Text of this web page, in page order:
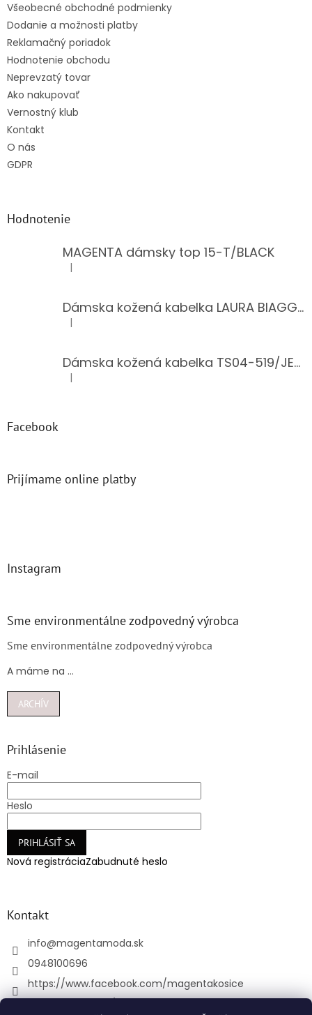
Všeobecné obchodné podmienky
Dodanie a možnosti platby
Reklamačný poriadok
Hodnotenie obchodu
Neprevzatý tovar
Ako nakupovať
Vernostný klub
Kontakt
O nás
GDPR
Hodnotenie
MAGENTA dámsky top 15-T/BLACK
Hodnotenie produktu je 5 z 5 hviezdičiek.
|
Dámska kožená kabelka LAURA BIAGGI 944-PINK
Hodnotenie produktu je 5 z 5 hviezdičiek.
|
Dámska kožená kabelka TS04-519/JEANS BLUE
Hodnotenie produktu je 5 z 5 hviezdičiek.
|
Facebook
Prijímame online platby
Instagram
Sme environmentálne zodpovedný výrobca
Sme environmentálne zodpovedný výrobca
A máme na ...
ARCHÍV
Prihlásenie
E-mail
Heslo
PRIHLÁSIŤ SA
Nová registráciaZabudnuté heslo
Kontakt
info@magentamoda.sk
0948100696
https://www.facebook.com/magentakosice